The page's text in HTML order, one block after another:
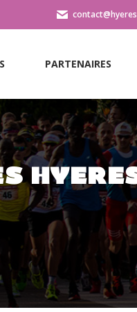
PARTENAIRES
PARTENAIRES